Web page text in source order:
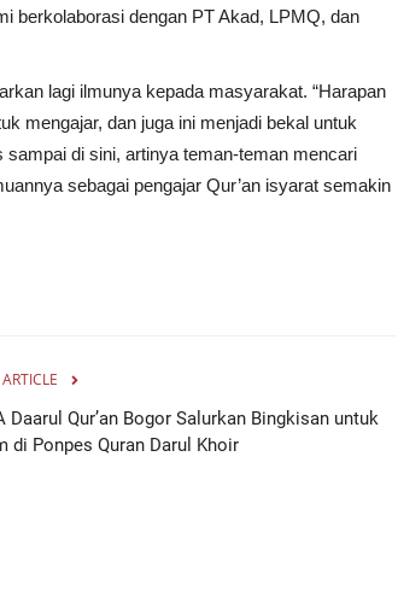
berkolaborasi dengan PT Akad, LPMQ, dan
lagi ilmunya kepada masyarakat. “Harapan
mengajar, dan juga ini menjadi bekal untuk
di sini, artinya teman-teman mencari
sebagai pengajar Qur’an isyarat semakin
Daarul Qur’an Bogor Salurkan Bingkisan untuk
di Ponpes Quran Darul Khoir